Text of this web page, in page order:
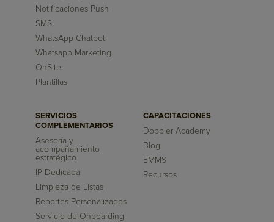
Notificaciones Push
SMS
WhatsApp Chatbot
Whatsapp Marketing
OnSite
Plantillas
SERVICIOS
COMPLEMENTARIOS
Asesoría y
acompañamiento
estratégico
IP Dedicada
Limpieza de Listas
Reportes Personalizados
Servicio de Onboarding
CAPACITACIONES
Doppler Academy
Blog
EMMS
Recursos